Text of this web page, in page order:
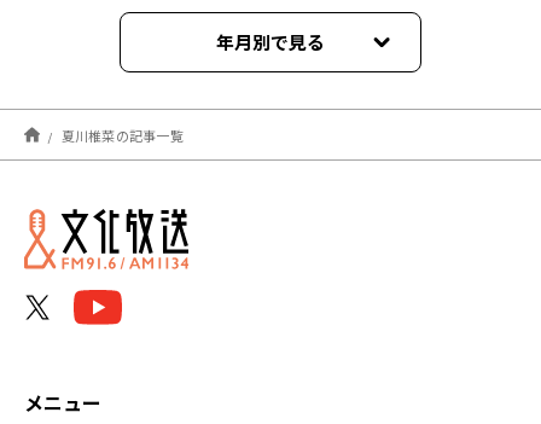
年月別で見る
2026年07月
2026年06月
2026年05月
夏川椎菜の記事一覧
メニュー